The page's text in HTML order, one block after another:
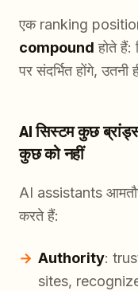
एक ranking
compound होते हैं:
पर संदर्भित होंगे, उतनी
AI सिस्टम कुछ
कुछ को नहीं
AI assistants
करते हैं:
Authority:
sites,